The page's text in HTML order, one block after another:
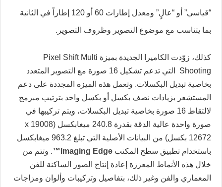
“قياسي” أو “عالٍ” ومعدل إطارات 60 أو 120 إطاراً في الثانية
بما يتناسب مع موضوع التصوير وظروف التصوير.
كذلك، زوّدت الكاميرا الجديدة بميزة Pixel Shift Multi
Shooting التي
تدعم تشكيل 16 صورة مع التصوير المتعدد
بخاصية تبديل البكسلات. وتعمل هذه الميزة المجددة على دعم
المستشعر بزيادات نصف بكسل أو بكسل واحد بترتيب مبرمج
لالتقاط 16 صورة بخاصية تبديل البكسلات، ويتم تركيبها في
صورة واحدة عالية الدقة بقدرة 240.8 ميغابكسل (19008 x
12672 بكسل) من البيانات الأصلية التي تبلغ 963.2 ميغابكسل
باستخدام تطبيق سطح المكتب Imaging Edge
™. وتتم من
خلال هذه الأنماط المعززة إعادة إنتاج الصور الساكنة للفن
المعماري والفن وغير ذلك، بتفاصيل وتركيبات وألوان ومزاجات